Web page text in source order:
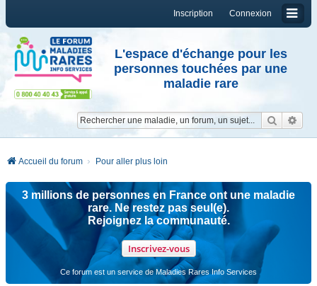
Connexion
Inscription
L'espace d'échange pour les
personnes touchées par une
maladie rare
Accueil du forum Pour aller plus loin
3 millions de personnes en France ont une maladie
rare. Ne restez pas seul(e).
Rejoignez la communauté.
Inscrivez-vous
Ce forum est un service de Maladies Rares Info Services